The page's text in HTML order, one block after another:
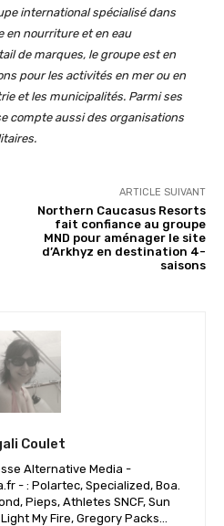
international spécialisé dans
en nourriture et en eau
de marques, le groupe est en
pour les activités en mer ou en
et les municipalités. Parmi ses
compte aussi des organisations
ARTICLE SUIVANT
Northern Caucasus Resorts
fait confiance au groupe
MND pour aménager le site
d’Arkhyz en destination 4-
saisons
Coulet
Alternative Media -
- : Polartec, Specialized, Boa.
Pieps, Athletes SNCF, Sun
My Fire, Gregory Packs...